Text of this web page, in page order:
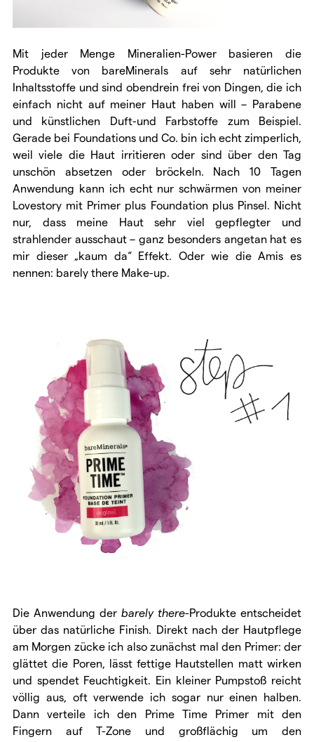
Mit jeder Menge Mineralien-Power basieren die
Produkte von bareMinerals auf sehr natürlichen
Inhaltsstoffe und sind obendrein frei von Dingen, die ich
einfach nicht auf meiner Haut haben will – Parabene
und künstlichen Duft-und Farbstoffe zum Beispiel.
Gerade bei Foundations und Co. bin ich echt zimperlich,
weil viele die Haut irritieren oder sind über den Tag
unschön absetzen oder bröckeln. Nach 10 Tagen
Anwendung kann ich echt nur schwärmen von meiner
Lovestory mit Primer plus Foundation plus Pinsel. Nicht
nur, dass meine Haut sehr viel gepflegter und
strahlender ausschaut – ganz besonders angetan hat es
mir dieser „kaum da“ Effekt. Oder wie die Amis es
nennen: barely there Make-up.
Die Anwendung der barely there-Produkte entscheidet
über das natürliche Finish. Direkt nach der Hautpflege
am Morgen zücke ich also zunächst mal den Primer: der
glättet die Poren, lässt fettige Hautstellen matt wirken
und spendet Feuchtigkeit. Ein kleiner Pumpstoß reicht
völlig aus, oft verwende ich sogar nur einen halben.
Dann verteile ich den Prime Time Primer mit den
Fingern auf T-Zone und großflächig um den